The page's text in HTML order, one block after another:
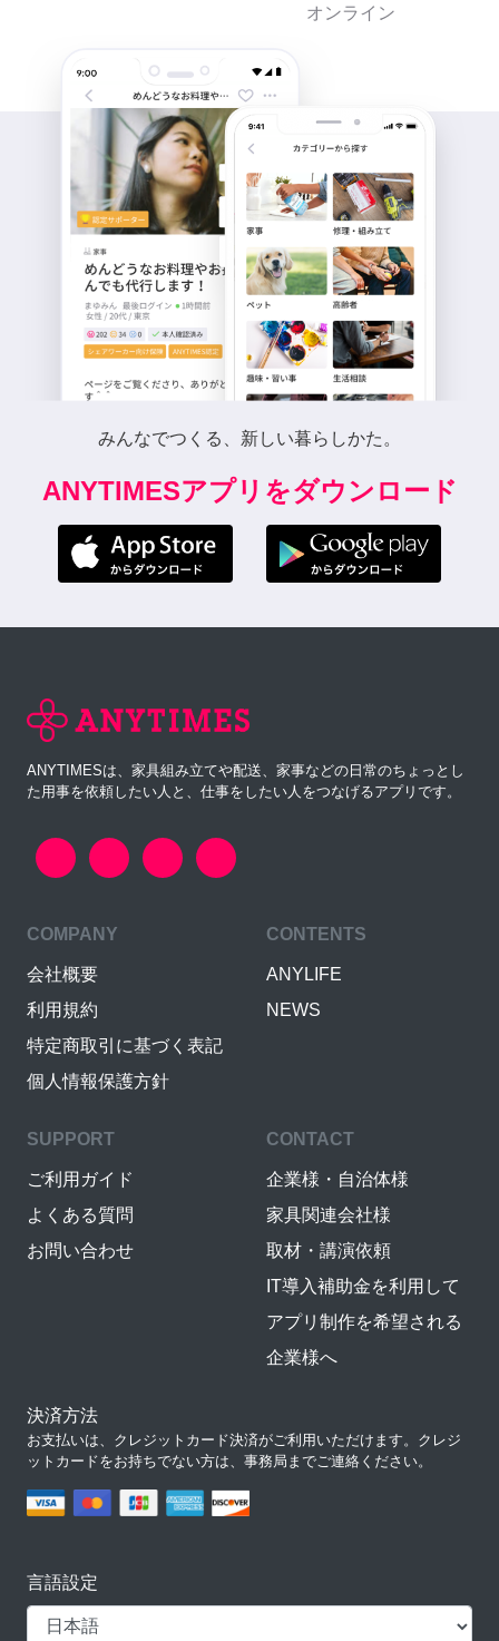
オンライン
みんなでつくる、新しい暮らしかた。
ANYTIMESアプリをダウンロード
ANYTIMESは、家具組み立てや配送、家事などの日常のちょっとし
た用事を依頼したい人と、仕事をしたい人をつなげるアプリです。
COMPANY
会社概要
利用規約
特定商取引に基づく表記
個人情報保護方針
CONTENTS
ANYLIFE
NEWS
SUPPORT
ご利用ガイド
よくある質問
お問い合わせ
CONTACT
企業様・自治体様
家具関連会社様
取材・講演依頼
IT導入補助金を利用して
アプリ制作を希望される
企業様へ
決済方法
お支払いは、クレジットカード決済がご利用いただけます。クレジ
ットカードをお持ちでない方は、事務局までご連絡ください。
言語設定